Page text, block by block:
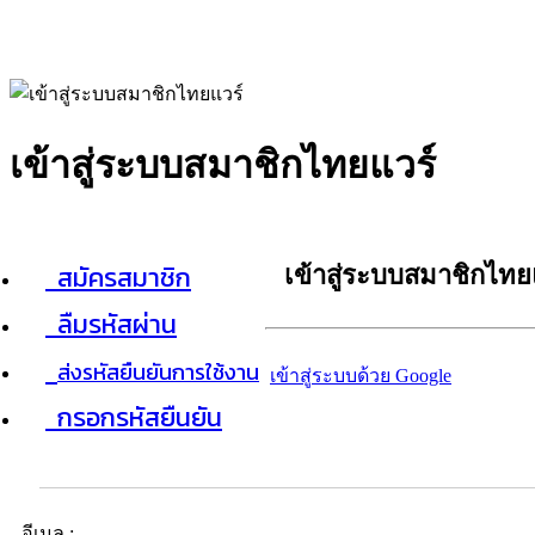
เข้าสู่ระบบสมาชิกไทยแวร์
สมัครสมาชิก
ลืมรหัสผ่าน
ส่งรหัสยืนยันการใช้งาน
กรอกรหัสยืนยัน
เข้าสู่ระบบสมาชิกไท
เข้าสู่ระบบด้วย Google